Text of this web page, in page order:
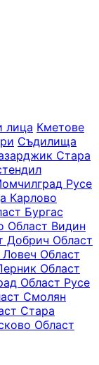
лица Кметове
Съдилища
Стара
Русе
Карлово
Бургас
Област Видин
Добрич Област
Област
Област
Област Русе
Смолян
Стара
Област